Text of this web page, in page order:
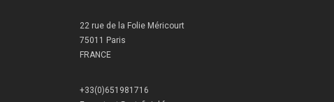
22 rue de la Folie Méricourt
75011 Paris
FRANCE
+33(0)651981716